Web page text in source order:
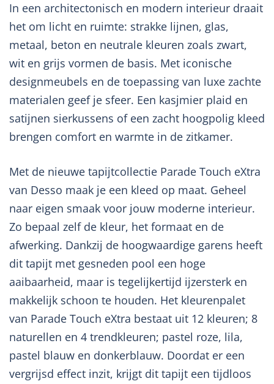
In een architectonisch en modern interieur draait
het om licht en ruimte: strakke lijnen, glas,
metaal, beton en neutrale kleuren zoals zwart,
wit en grijs vormen de basis. Met iconische
designmeubels en de toepassing van luxe zachte
materialen geef je sfeer. Een kasjmier plaid en
satijnen sierkussens of een zacht hoogpolig kleed
brengen comfort en warmte in de zitkamer.
Met de nieuwe tapijtcollectie Parade Touch eXtra
van Desso maak je een kleed op maat. Geheel
naar eigen smaak voor jouw moderne interieur.
Zo bepaal zelf de kleur, het formaat en de
afwerking. Dankzij de hoogwaardige garens heeft
dit tapijt met gesneden pool een hoge
aaibaarheid, maar is tegelijkertijd ijzersterk en
makkelijk schoon te houden. Het kleurenpalet
van Parade Touch eXtra bestaat uit 12 kleuren; 8
naturellen en 4 trendkleuren; pastel roze, lila,
pastel blauw en donkerblauw. Doordat er een
vergrijsd effect inzit, krijgt dit tapijt een tijdloos